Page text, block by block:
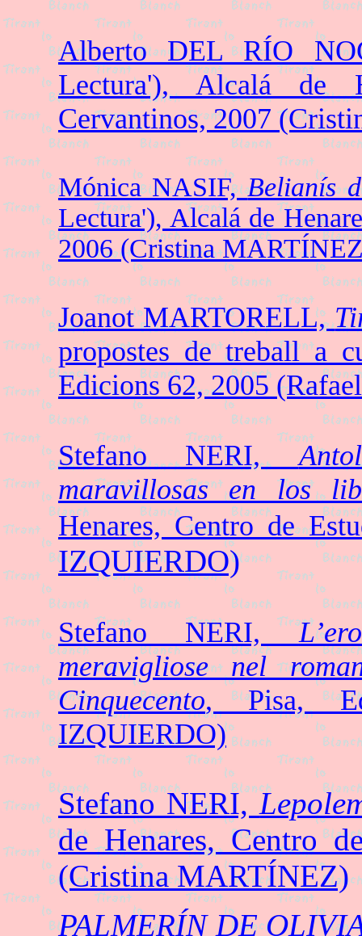
Alberto DEL RÍO
Lectura'), Alcalá de
Cervantinos, 2007
Mónica NASIF,Belianís
Lectura'), Alcalá de
2006 (Cristina
Joanot MARTORELL,
propostes de treball a
Edicions 62, 2005
Stefano NERI,
maravillosas en los
Henares, Centro de
IZQUIERDO)
Stefano NERI,
meravigliose nel
Cinquecento, Pisa,
IZQUIERDO)
Stefano NERI,
de Henares, Centro
(Cristina MARTÍNEZ)
PALMERÍN DE